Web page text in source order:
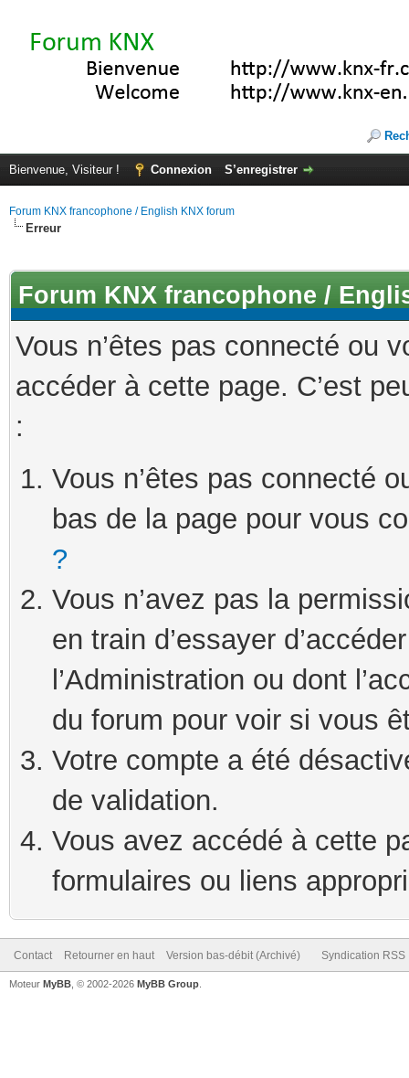
Bienvenue, Visiteur ! Connexion S’enregistrer
Forum KNX francophone / English KNX forum
Erreur
Forum KNX francophone /
Vous n’êtes pas connecté ou
accéder à cette page. C’est
:
Vous n’êtes pas connecté
bas de la page pour vous
?
Vous n’avez pas la
en train d’essayer
l’Administration ou dont
du forum pour voir si vous
Votre compte a été
de validation.
Vous avez accédé à cette
formulaires ou liens
Contact Retourner en haut Version bas-débit (Archivé) Syndication RSS
Moteur MyBB , © 2002-2026 MyBB Group